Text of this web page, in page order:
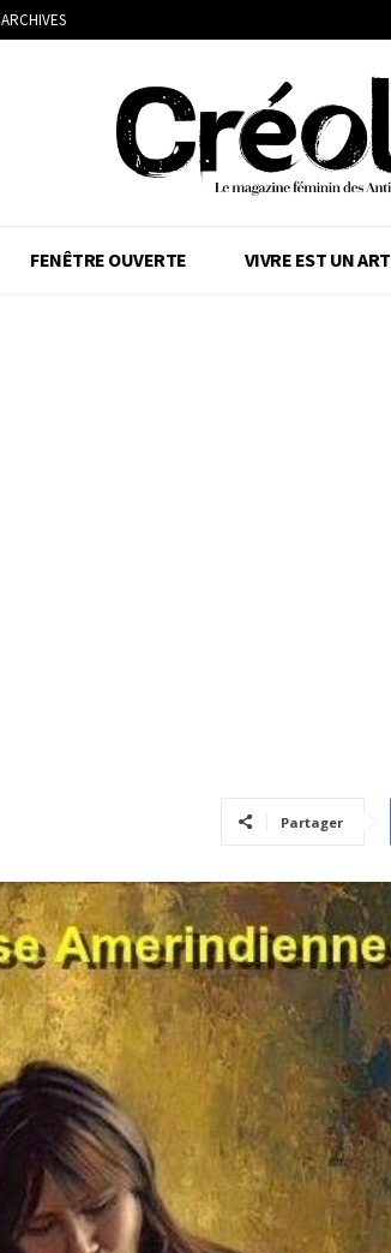
ARCHIVES
FENÊTRE OUVERTE VIVRE EST UN ART
Partager